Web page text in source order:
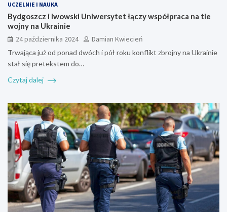
UCZELNIE I NAUKA
Bydgoszcz i lwowski Uniwersytet łączy współpraca na tle
wojny na Ukrainie
24 października 2024
Damian Kwiecień
Trwająca już od ponad dwóch i pół roku konflikt zbrojny na Ukrainie
stał się pretekstem do…
Czytaj dalej